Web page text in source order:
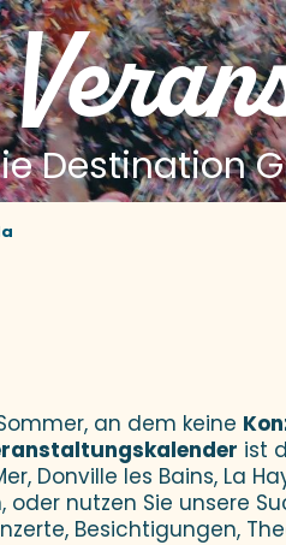
Destination
aux
an dem keine
ist
Donville les Bains, La
oder nutzen Sie unsere
Besichtigungen,